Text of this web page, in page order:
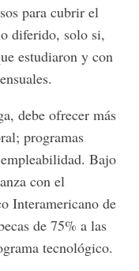
para cubrir el
diferido, solo si,
estudiaron y con
debe ofrecer más
programas
Bajo
con el
Interamericano de
de 75% a las
tecnológico.